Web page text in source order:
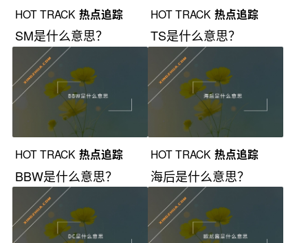
HOT TRACK 热点追踪
SM是什么意思？
HOT TRACK 热点追踪
TS是什么意思？
HOT TRACK 热点追踪
BBW是什么意思？
HOT TRACK 热点追踪
海后是什么意思？